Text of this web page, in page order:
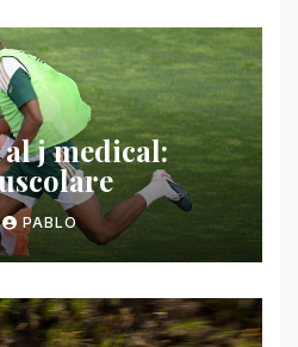
al j medical:
PABLO